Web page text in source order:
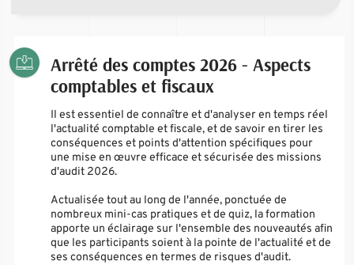
Arrêté des comptes 2026 - Aspects
comptables et fiscaux
Il est essentiel de connaître et d'analyser en temps réel
l'actualité comptable et fiscale, et de savoir en tirer les
conséquences et points d'attention spécifiques pour
une mise en œuvre efficace et sécurisée des missions
d'audit 2026.
Actualisée tout au long de l'année, ponctuée de
nombreux mini-cas pratiques et de quiz, la formation
apporte un éclairage sur l'ensemble des nouveautés afin
que les participants soient à la pointe de l'actualité et de
ses conséquences en termes de risques d'audit.